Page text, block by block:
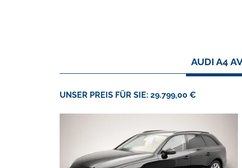
AUDI A4
UNSER PREIS FÜR SIE: 29.799,00 €